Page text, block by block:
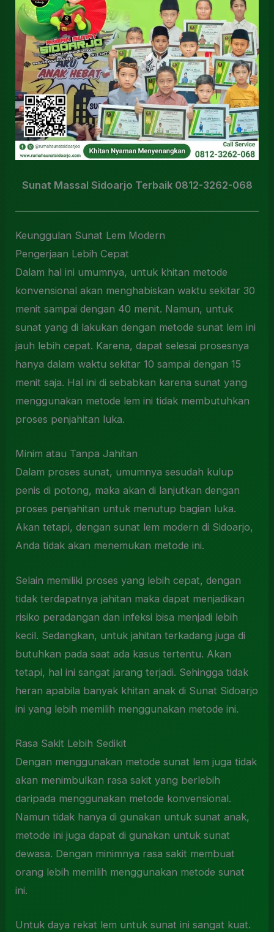
Sunat Massal Sidoarjo Terbaik 0812-3262-068
Keunggulan Sunat Lem Modern
Pengerjaan Lebih Cepat
Dalam hal ini umumnya, untuk khitan metode
konvensional akan menghabiskan waktu sekitar 30
menit sampai dengan 40 menit. Namun, untuk
sunat yang di lakukan dengan metode sunat lem ini
jauh lebih cepat. Karena, dapat selesai prosesnya
hanya dalam waktu sekitar 10 sampai dengan 15
menit saja. Hal ini di sebabkan karena sunat yang
menggunakan metode lem ini tidak membutuhkan
proses penjahitan luka.
Minim atau Tanpa Jahitan
Dalam proses sunat, umumnya sesudah kulup
penis di potong, maka akan di lanjutkan dengan
proses penjahitan untuk menutup bagian luka.
Akan tetapi, dengan sunat lem modern di Sidoarjo,
Anda tidak akan menemukan metode ini.
Selain memiliki proses yang lebih cepat, dengan
tidak terdapatnya jahitan maka dapat menjadikan
risiko peradangan dan infeksi bisa menjadi lebih
kecil. Sedangkan, untuk jahitan terkadang juga di
butuhkan pada saat ada kasus tertentu. Akan
tetapi, hal ini sangat jarang terjadi. Sehingga tidak
heran apabila banyak khitan anak di Sunat Sidoarjo
ini yang lebih memilih menggunakan metode ini.
Rasa Sakit Lebih Sedikit
Dengan menggunakan metode sunat lem juga tidak
akan menimbulkan rasa sakit yang berlebih
daripada menggunakan metode konvensional.
Namun tidak hanya di gunakan untuk sunat anak,
metode ini juga dapat di gunakan untuk sunat
dewasa. Dengan minimnya rasa sakit membuat
orang lebih memilih menggunakan metode sunat
ini.
Untuk daya rekat lem untuk sunat ini sangat kuat.